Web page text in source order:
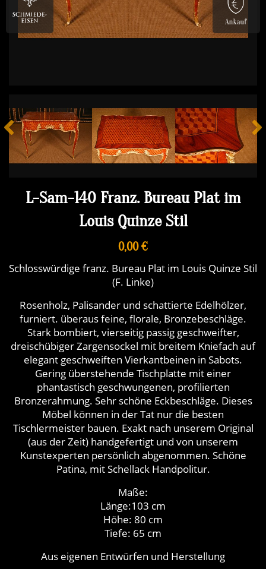
L-Sam-140 Franz. Bureau Plat im
Louis Quinze Stil
0,00 €
Schlosswürdige franz. Bureau Plat im Louis Quinze Stil
(F. Linke)
Rosenholz, Palisander und schattierte Edelhölzer,
furniert. überaus feine, florale, Bronzebeschläge.
Stark bombiert, vierseitig passig geschweifter,
dreischübiger Zargensockel mit breitem Kniefach auf
elegant geschweiften Vierkantbeinen in Sabots.
Gering überstehende Tischplatte mit einer
phantastisch geschwungenen, profilierten
Bronzerahmung. Sehr schöne Eckbeschläge. Dieses
Möbel können in der Tat nur die besten
Tischlermeister bauen. Exakt nach unserem Original
(aus der Zeit) handgefertigt und von unserem
Kunstexperten persönlich abgenommen. Schöne
Patina, mit Schellack Handpolitur.
Maße:
Länge:103 cm
Höhe: 80 cm
Tiefe: 65 cm
Aus eigenen Entwürfen und Herstellung